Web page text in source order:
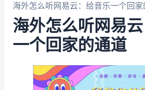
海外怎么听网易云：给音乐一个回家
海外怎么听网易
一个回家的通道